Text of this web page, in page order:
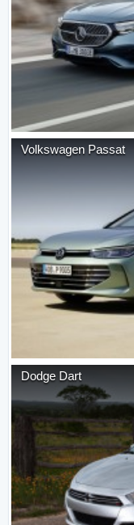
Volkswagen Passat
Dodge Dart